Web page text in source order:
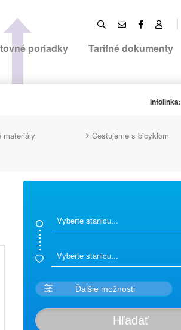
poriadky Tarifné dokumenty
Infolinka:
materiály
Cestujeme s bicyklom